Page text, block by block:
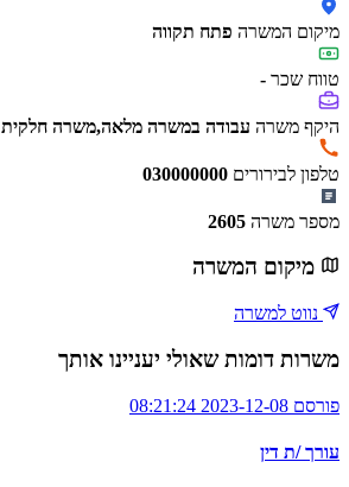
מיקום המשרה פתח תקווה
טווח שכר -
היקף משרה עבודה במשרה מלאה,משרה חלקית
טלפון לבירורים 030000000
מספר משרה 2605
מיקום המשרה
נווט למשרה
משרות דומות שאולי יעניינו אותך
פורסם 2023-12-08 08:21:24
עורך /ת דין